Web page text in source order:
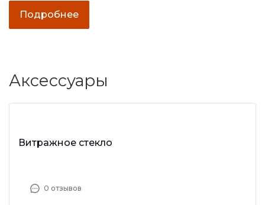
Подробнее
Аксессуары
Витражное стекло
0 отзывов